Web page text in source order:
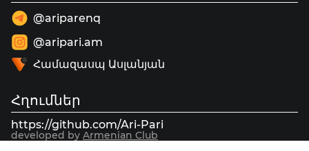
@ariparenq
@aripari.am
Համազասպ Ասլանյան
Հղումներ
https://github.com/Ari-Pari
developed by Armenian Club